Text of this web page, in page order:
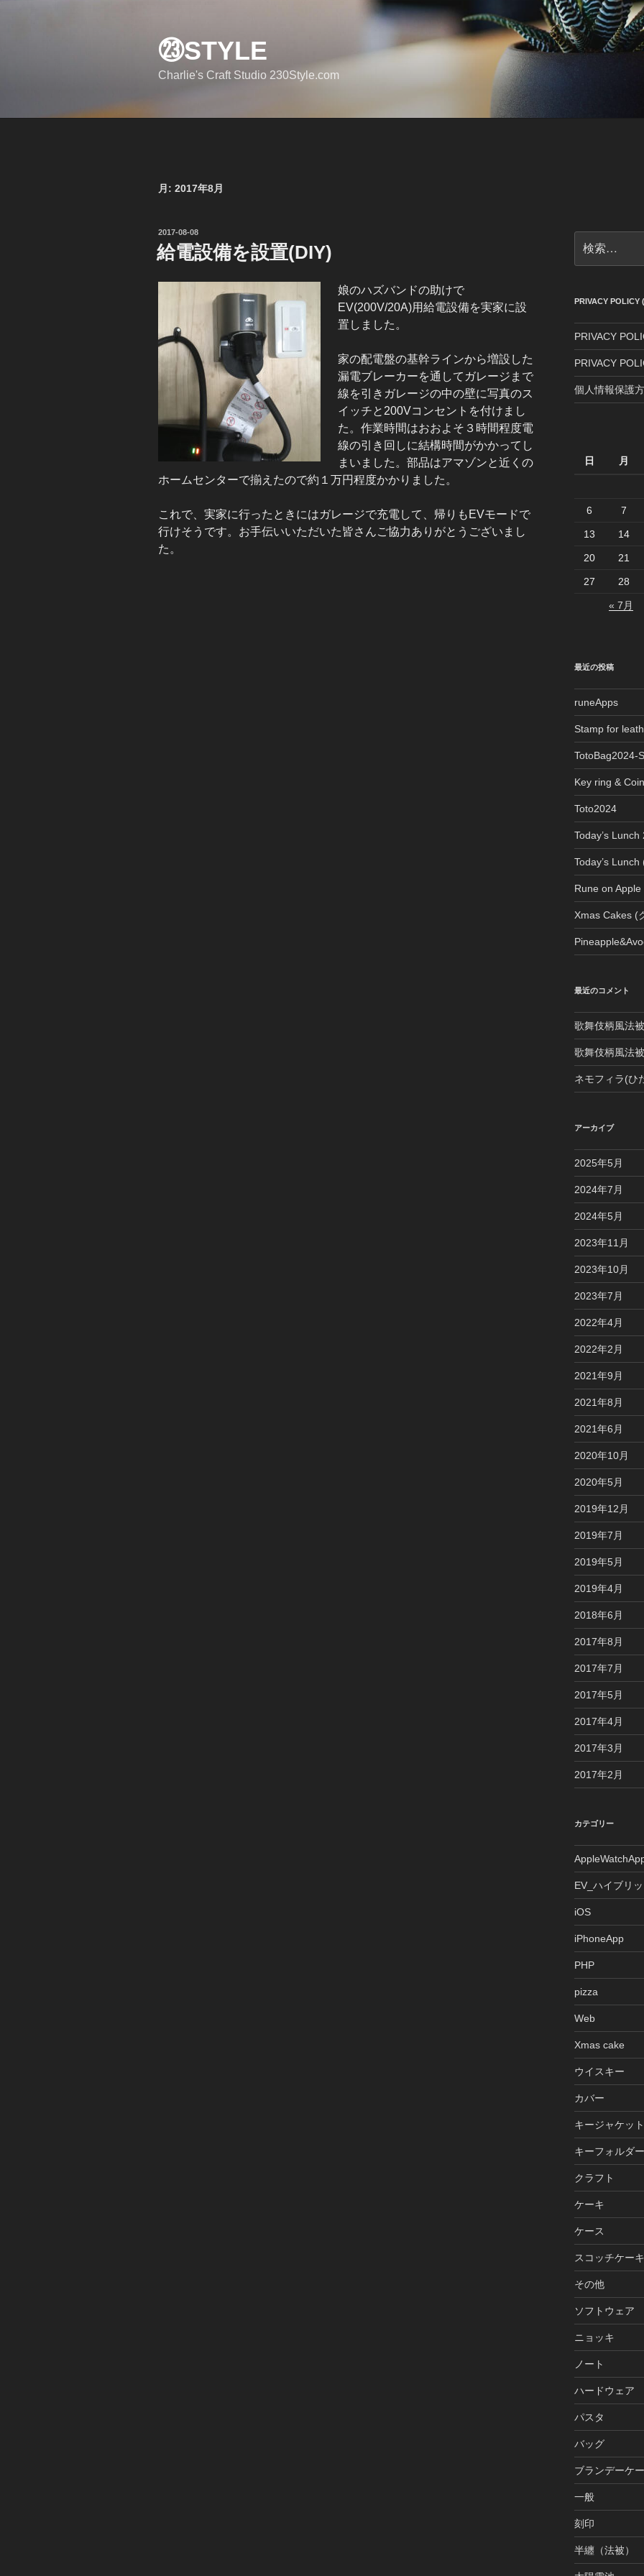
㉓STYLE
Charlie's Craft Studio 230Style.com
月: 2017年8月
投
稿
日:
2017-08-08
給電設備を設置(DIY)
娘のハズバンドの助けで
EV(200V/20A)用給電設備を実家に設
置しました。
家の配電盤の基幹ラインから増設した
漏電ブレーカーを通してガレージまで
線を引きガレージの中の壁に写真のス
イッチと200Vコンセントを付けまし
た。作業時間はおおよそ３時間程度電
線の引き回しに結構時間がかかってし
まいました。部品はアマゾンと近くの
ホームセンターで揃えたので約１万円程度かかりました。
これで、実家に行ったときにはガレージで充電して、帰りもEVモードで
行けそうです。お手伝いいただいた皆さんご協力ありがとうございまし
た。
索:
PRIVACY POLICY
PRIVACY
PRIVACY
個人情報保護
日 月
6 7
13 14
20 21
27 28
« 7月
最近の投稿
runeApps
Stamp for
TotoBag2024-
Key ring &
Toto2024
Today’s
Today’s
Rune on Apple
Xmas Cakes (
最近のコメント
歌舞伎柄風法被
歌舞伎柄風法被
ネモフィラ(ひ
アーカイブ
2025年5月
2024年7月
2024年5月
2023年11月
2023年10月
2023年7月
2022年4月
2022年2月
2021年9月
2021年8月
2021年6月
2020年10月
2020年5月
2019年12月
2019年7月
2019年5月
2019年4月
2018年6月
2017年8月
2017年7月
2017年5月
2017年4月
2017年3月
2017年2月
カテゴリー
EV_ハイブリ
iOS
iPhoneApp
PHP
pizza
Web
Xmas cake
ウイスキー
カバー
キージャケット
キーフォルダー
クラフト
ケーキ
ケース
スコッチケーキ
その他
ソフトウェア
ニョッキ
ノート
ハードウェア
パスタ
バッグ
ブランデーケ
一般
刻印
半纏（法被）